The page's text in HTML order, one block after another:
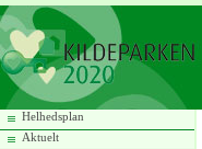
Helhedsplan
Aktuelt